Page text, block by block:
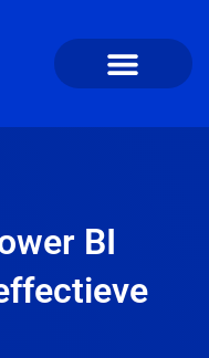
BI